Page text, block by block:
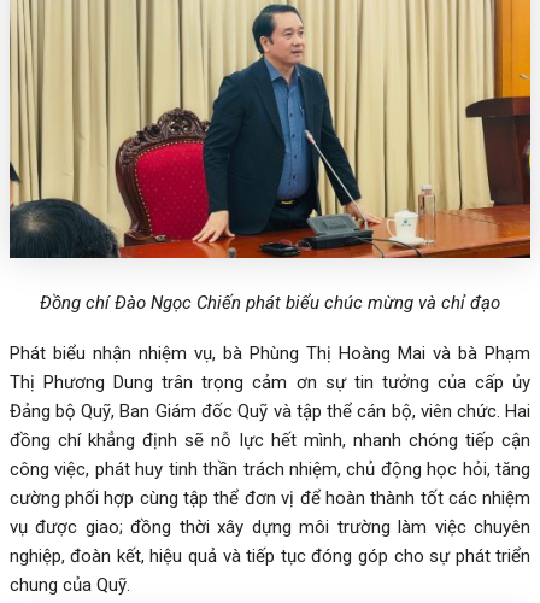
Đồng chí Đào Ngọc Chiến phát biểu chúc mừng và chỉ đạo
Phát biểu nhận nhiệm vụ, bà Phùng Thị Hoàng Mai và bà Phạm
Thị Phương Dung trân trọng cảm ơn sự tin tưởng của cấp ủy
Đảng bộ Quỹ, Ban Giám đốc Quỹ và tập thể cán bộ, viên chức. Hai
đồng chí khẳng định sẽ nỗ lực hết mình, nhanh chóng tiếp cận
công việc, phát huy tinh thần trách nhiệm, chủ động học hỏi, tăng
cường phối hợp cùng tập thể đơn vị để hoàn thành tốt các nhiệm
vụ được giao; đồng thời xây dựng môi trường làm việc chuyên
nghiệp, đoàn kết, hiệu quả và tiếp tục đóng góp cho sự phát triển
chung của Quỹ.